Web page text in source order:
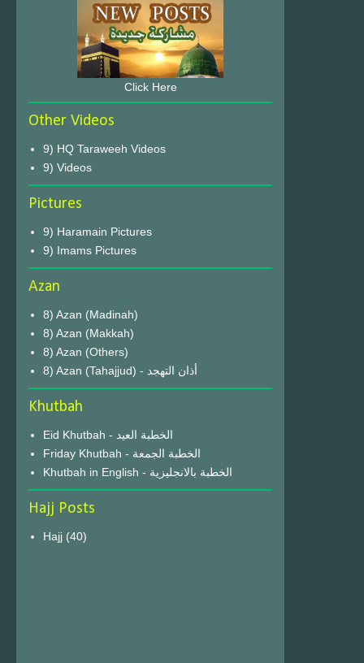
Click Here
Other Videos
9) HQ Taraweeh Videos
9) Videos
Pictures
9) Haramain Pictures
9) Imams Pictures
Azan
8) Azan (Madinah)
8) Azan (Makkah)
8) Azan (Others)
8) Azan (Tahajjud) - أذان التهجد
Khutbah
Eid Khutbah - الخطبة العيد
Friday Khutbah - الخطبة الجمعة
Khutbah in English - الخطبة بالانجليزية
Hajj Posts
Hajj (40)